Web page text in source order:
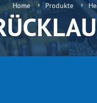
Home Produkte